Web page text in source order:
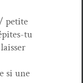
petite
tu
si une